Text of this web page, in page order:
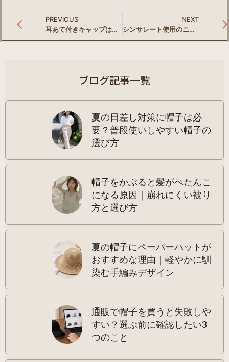
PREVIOUS
耳あて付きキャップは冬に使える？コーデュロイキャップが防寒にちょうどいい理由
NEXT
シンサレート使用のニット帽は本当に暖かい？冬に選ばれる理由と大人コーデの合わせ方
ブログ記事一覧
夏の日差し対策に帽子は必
要？普段使いしやすい帽子の
選び方
帽子をかぶると髪がぺたんこ
になる原因｜崩れにくい被り
方と選び方
夏の帽子にペーパーハットが
おすすめな理由｜軽やかに馴
染む手編みデザイン
通販で帽子を買うと失敗しや
すい？選ぶ前に確認したい3
つのこと